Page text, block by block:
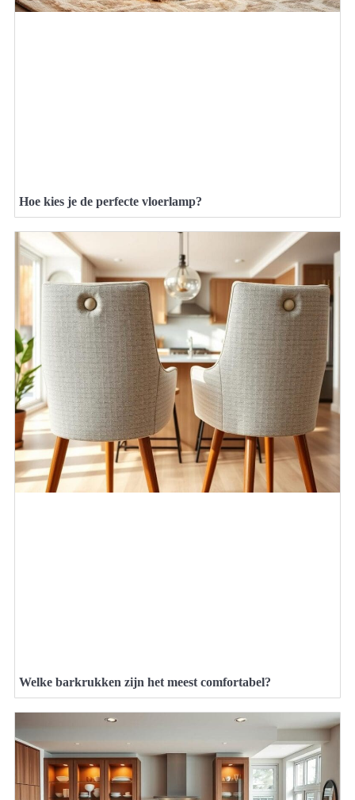
Hoe kies je de perfecte vloerlamp?
Welke barkrukken zijn het meest comfortabel?